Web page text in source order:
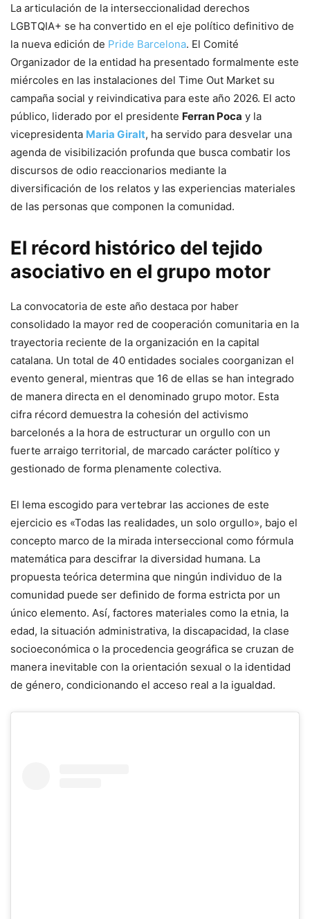
La articulación de la interseccionalidad derechos
LGBTQIA+ se ha convertido en el eje político definitivo de
la nueva edición de Pride Barcelona. El Comité
Organizador de la entidad ha presentado formalmente este
miércoles en las instalaciones del Time Out Market su
campaña social y reivindicativa para este año 2026. El acto
público, liderado por el presidente Ferran Poca y la
vicepresidenta Maria Giralt, ha servido para desvelar una
agenda de visibilización profunda que busca combatir los
discursos de odio reaccionarios mediante la
diversificación de los relatos y las experiencias materiales
de las personas que componen la comunidad.
El récord histórico del tejido
asociativo en el grupo motor
La convocatoria de este año destaca por haber
consolidado la mayor red de cooperación comunitaria en la
trayectoria reciente de la organización en la capital
catalana. Un total de 40 entidades sociales coorganizan el
evento general, mientras que 16 de ellas se han integrado
de manera directa en el denominado grupo motor. Esta
cifra récord demuestra la cohesión del activismo
barcelonés a la hora de estructurar un orgullo con un
fuerte arraigo territorial, de marcado carácter político y
gestionado de forma plenamente colectiva.
El lema escogido para vertebrar las acciones de este
ejercicio es «Todas las realidades, un solo orgullo», bajo el
concepto marco de la mirada interseccional como fórmula
matemática para descifrar la diversidad humana. La
propuesta teórica determina que ningún individuo de la
comunidad puede ser definido de forma estricta por un
único elemento. Así, factores materiales como la etnia, la
edad, la situación administrativa, la discapacidad, la clase
socioeconómica o la procedencia geográfica se cruzan de
manera inevitable con la orientación sexual o la identidad
de género, condicionando el acceso real a la igualdad.